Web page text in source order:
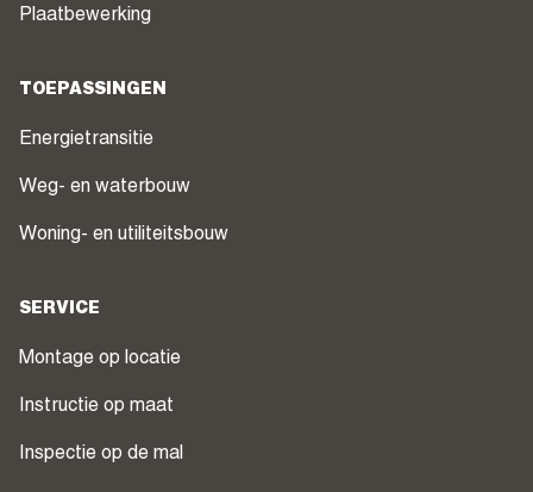
Plaatbewerking
TOEPASSINGEN
Energietransitie
Weg- en waterbouw
Woning- en utiliteitsbouw
SERVICE
Montage op locatie
Instructie op maat
Inspectie op de mal